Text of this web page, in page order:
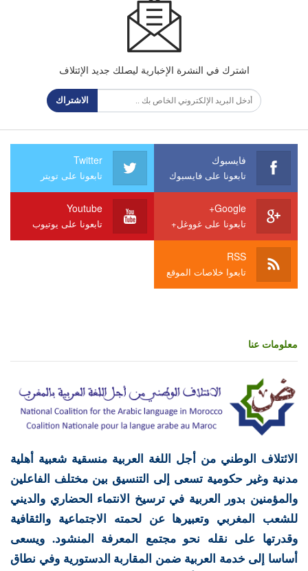
اشترك في النشرة الإخبارية ليصلك جديد الإئتلاف
الاشتراك
فايسبوك
تابعونا على فايسبوك
Twitter
تابعونا على تويتر
Google+
تابعونا على غووغل+
Youtube
تابعونا على يوتيوب
RSS
تابعوا خلاصات الموقع
معلومات عنا
الائتلاف الوطني من أجل اللغة العربية منسقية شعبية أهلية
مدنية وغير حكومية تسعى إلى التنسيق بين مختلف الفاعلين
والمؤمنين بدور العربية في ترسيخ الانتماء الحضاري والديني
للشعب المغربي وتعبيرها عن لحمته الاجتماعية والثقافية
وقدرتها على نقله نحو مجتمع المعرفة المنشود. ويسعى
أساسا إلى خدمة العربية ضمن المقاربة الدستورية وفي نطاق